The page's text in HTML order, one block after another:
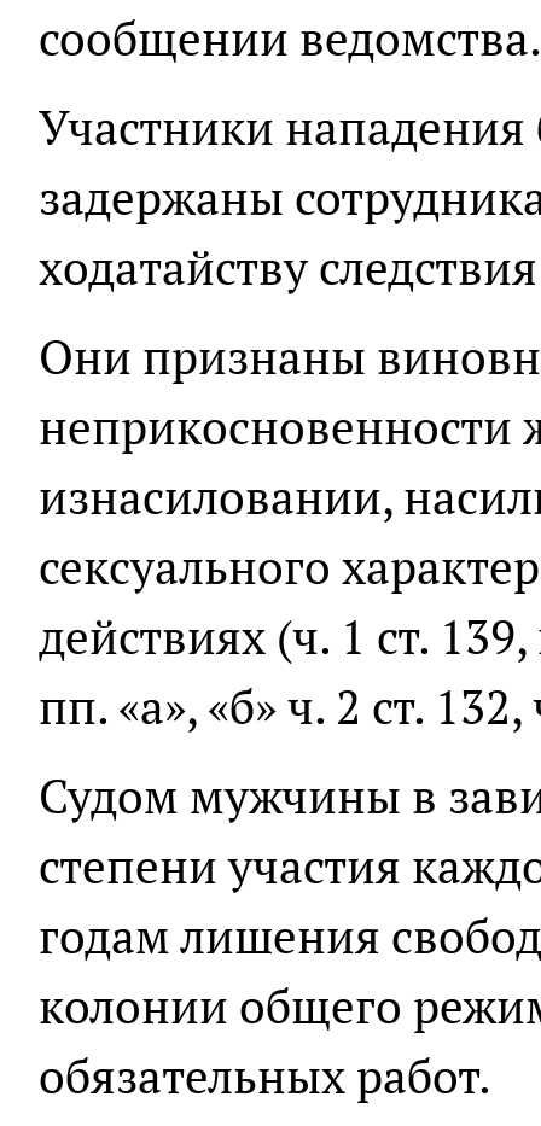
сообщении ведомства.
Участники
задержаны
ходатайству
Они признаны
изнасиловании,
сексуального
действиях (ч. 1 ст.
пп. «а», «б» ч. 2 ст.
Судом мужчины в
степени участия
годам лишения
колонии общего
обязательных работ.